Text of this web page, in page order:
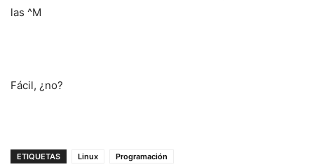
las ^M
Fácil, ¿no?
ETIQUETAS Linux Programación